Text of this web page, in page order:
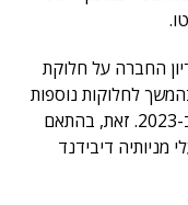
החברה על חלוקת
שקלים, בהמשך לחלוקות נוספות
בסכום מצטבר של כ-116 מיליון שקלים ב-2023. זאת, בהתאם
מניותיה דיבידנד